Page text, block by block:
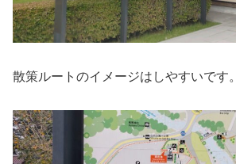
散策ルートのイメージはしやすいです。